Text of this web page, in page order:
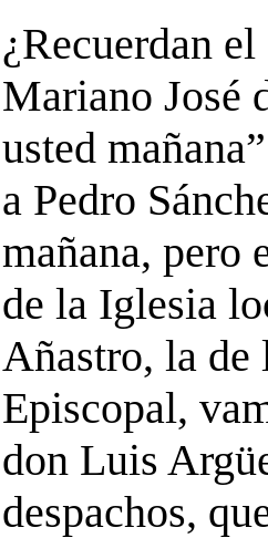
¿Recuerdan
Mariano José
usted
a Pedro
mañana, pero
de la Iglesia
Añastro, la de
Episcopal,
don Luis
despachos,